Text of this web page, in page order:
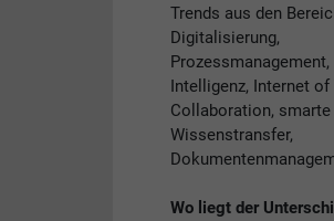
Trends aus den
Digitalisierung,
Intelligenz, Internet of
Collaboration, smarte
Wissenstransfer,
Wo liegt der